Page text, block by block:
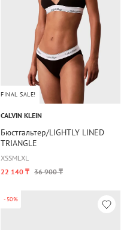
FINAL SALE!
CALVIN KLEIN
Бюстгальтер/LIGHTLY LINED
TRIANGLE
XSSMLXL
22 140 ₸ 36 900 ₸
-50%